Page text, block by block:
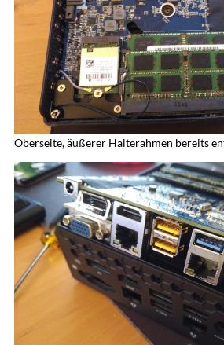
Oberseite, äußerer Halterahmen bereits